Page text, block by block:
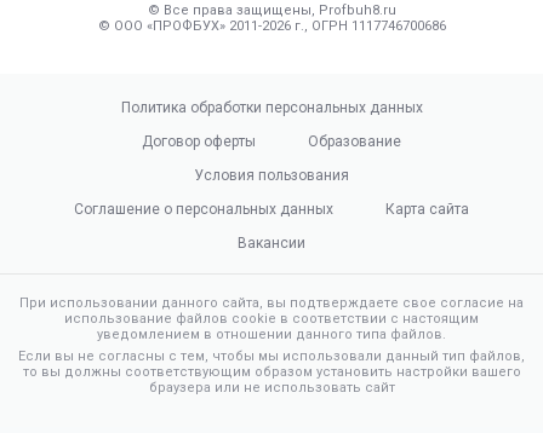
© Все права защищены, Profbuh8.ru
© ООО «ПРОФБУХ» 2011-2026 г., ОГРН 1117746700686
Политика обработки персональных данных
Договор оферты
Образование
Условия пользования
Соглашение о персональных данных
Карта сайта
Вакансии
При использовании данного сайта, вы подтверждаете свое согласие на
использование файлов cookie в соответствии с настоящим
уведомлением в отношении данного типа файлов.
Если вы не согласны с тем, чтобы мы использовали данный тип файлов,
то вы должны соответствующим образом установить настройки вашего
браузера или не использовать сайт